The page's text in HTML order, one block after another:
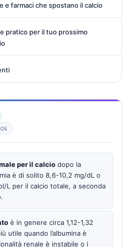
e farmaci che spostano il calcio
pratico per il tuo prossimo
per il calcio dopo la
è di solito 8,6-10,2 mg/dL o
L per il calcio totale, a seconda
è in genere circa 1,12-1,32
utile quando l’albumina è
renale è instabile o i